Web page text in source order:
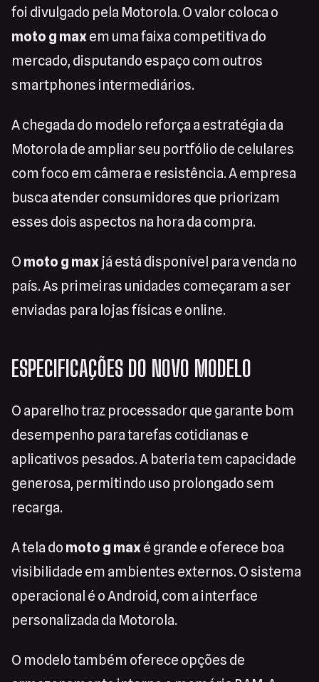
foi divulgado pela Motorola. O valor coloca o
moto g maxem uma faixa competitiva do
mercado, disputando espaço com outros
smartphones intermediários.
A chegada do modelo reforça a estratégia da
Motorola de ampliar seu portfólio de celulares
com foco em câmera e resistência. A empresa
busca atender consumidores que priorizam
esses dois aspectos na hora da compra.
O moto g max já está disponível para venda no
país. As primeiras unidades começaram a ser
enviadas para lojas físicas e online.
ESPECIFICAÇÕES DO NOVO MODELO
O aparelho traz processador que garante bom
desempenho para tarefas cotidianas e
aplicativos pesados. A bateria tem capacidade
generosa, permitindo uso prolongado sem
recarga.
A tela do moto g maxé grande e oferece boa
visibilidade em ambientes externos. O sistema
operacional é o Android, com a interface
personalizada da Motorola.
O modelo também oferece opções de